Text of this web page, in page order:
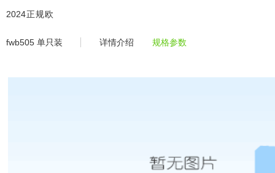
fwb505 单只装 -2024正规欧洲杯
2024正规欧
洲杯平
fwb505 单只装 详情介绍 规格参数